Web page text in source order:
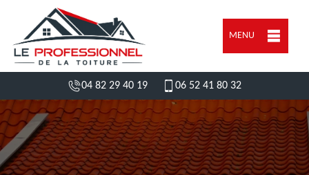
MENU
04 82 29 40 19 06 52 41 80 32